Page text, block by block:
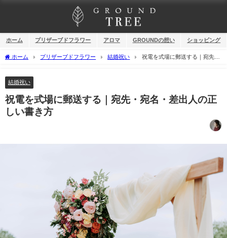
ホーム プリザーブドフラワー アロマ GROUNDの想い ショッピング
ホーム プリザーブドフラワー 結婚祝い
祝電を式場に郵送する｜宛先・
結婚祝い
祝電を式場に郵送する｜宛先・宛名・差出人の正
しい書き方